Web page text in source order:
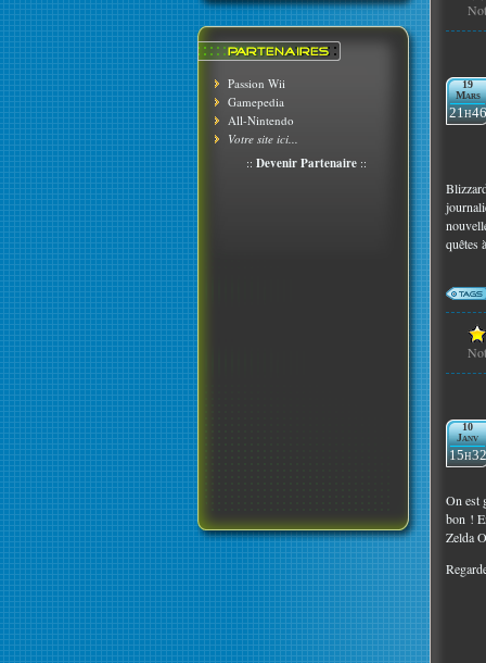
Passion Wii
Gamepedia
All-Nintendo
Votre site ici...
:: Devenir Partenaire ::
19
Mars
21h46
quêtes
10
Janv
15h32
On est
bon !
Zelda